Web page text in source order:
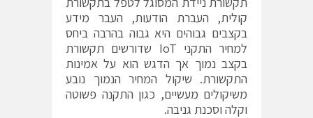
קולית, העברת הודעות, העבר מידע
בקצבים גבוהים היא גבוה בהרבה ביחס
למחיר התקני IoT שדורשים תקשורת
בקצב נמוך אך הדגש הוא על אמינות
התקשורת. שיקול המחיר הנמוך נובע
משיקולים מעשיים, כגון התקנה פשוטה
וקלה וסכנת גניבה.